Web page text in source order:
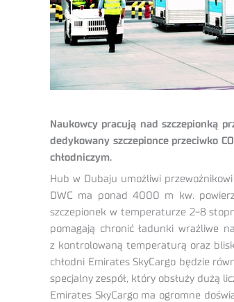
Naukowcy pracują nad szczepionką
dedykowany szczepionce przeciwko
chłodniczym.
Hub w Dubaju umożliwi
DWC ma ponad 4000 m kw.
szczepionek w temperaturze 2-8
pomagają chronić ładunki wrażliwe
z kontrolowaną temperaturą oraz
chłodni Emirates SkyCargo będzie
specjalny zespół, który obsłuży dużą
Emirates SkyCargo ma ogromne